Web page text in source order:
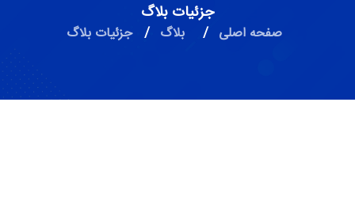
جزئیات بلاگ
صفحه اصلی / بلاگ / جزئیات بلاگ